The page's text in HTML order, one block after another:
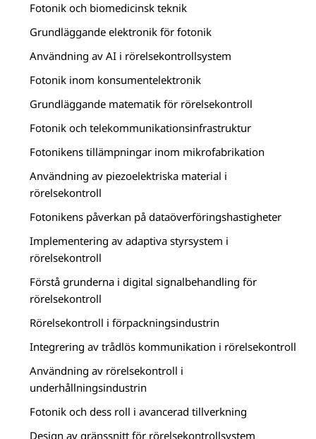
Fotonik och biomedicinsk teknik
Grundläggande elektronik för fotonik
Användning av AI i rörelsekontrollsystem
Fotonik inom konsumentelektronik
Grundläggande matematik för rörelsekontroll
Fotonik och telekommunikationsinfrastruktur
Fotonikens tillämpningar inom mikrofabrikation
Användning av piezoelektriska material i
rörelsekontroll
Fotonikens påverkan på dataöverföringshastigheter
Implementering av adaptiva styrsystem i
rörelsekontroll
Förstå grunderna i digital signalbehandling för
rörelsekontroll
Rörelsekontroll i förpackningsindustrin
Integrering av trådlös kommunikation i rörelsekontroll
Användning av rörelsekontroll i
underhållningsindustrin
Fotonik och dess roll i avancerad tillverkning
Design av gränssnitt för rörelsekontrollsystem